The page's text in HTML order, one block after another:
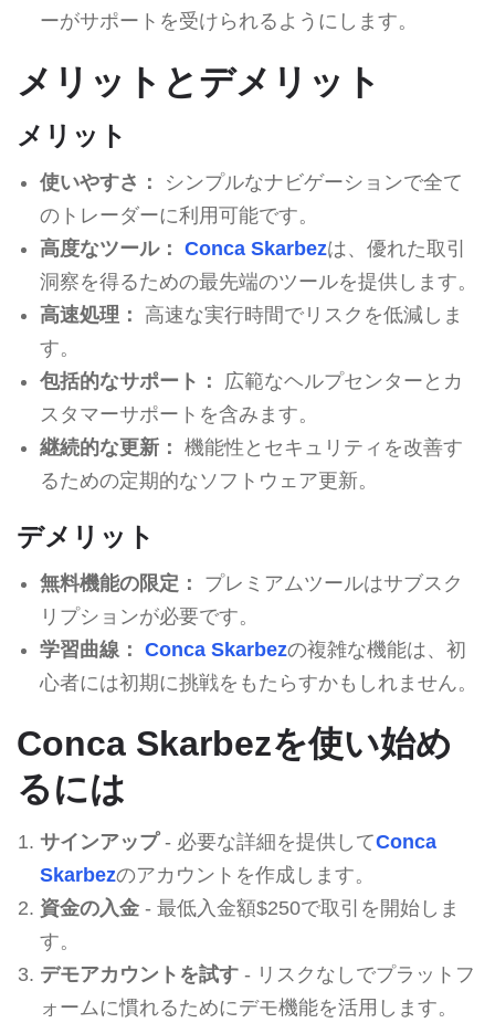
ーがサポートを受けられるようにします。
メリットとデメリット
メリット
使いやすさ：
シンプルなナビゲーションで全て
のトレーダーに利用可能です。
高度なツール： Conca Skarbezは、優れた取引
洞察を得るための最先端のツールを提供します。
高速処理：
高速な実行時間でリスクを低減しま
す。
包括的なサポート：
広範なヘルプセンターとカ
スタマーサポートを含みます。
継続的な更新： 機能性とセキュリティを改善す
るための定期的なソフトウェア更新。
デメリット
無料機能の限定：
プレミアムツールはサブスク
リプションが必要です。
学習曲線： Conca Skarbezの複雑な機能は、初
心者には初期に挑戦をもたらすかもしれません。
Conca Skarbezを使い始め
るには
サインアップ- 必要な詳細を提供してConca
Skarbezのアカウントを作成します。
資金の入金- 最低入金額$250で取引を開始しま
す。
デモアカウントを試す- リスクなしでプラットフ
ォームに慣れるためにデモ機能を活用します。